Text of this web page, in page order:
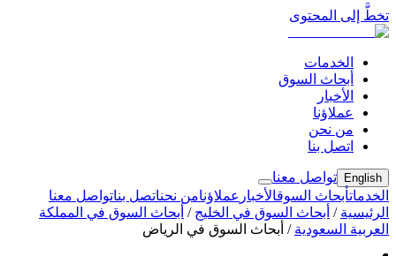
تخطَّ إلى المحتوى
الخدمات
أبحاث السوق
الأخبار
عملاؤنا
من نحن
اتصل بنا
English
تواصل معنا
الخدماتأبحاث السوقالأخبار عملاؤنامن نحناتصل بناتواصل معنا
الرئيسية / أبحاث السوق في الخليج / أبحاث السوق في المملكة
العربية السعودية / أبحاث السوق في الرياض